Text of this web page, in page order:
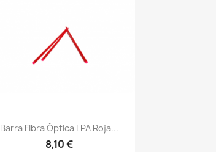
Vista rápida
Barra Fibra Óptica LPA Roja...
8,10 €